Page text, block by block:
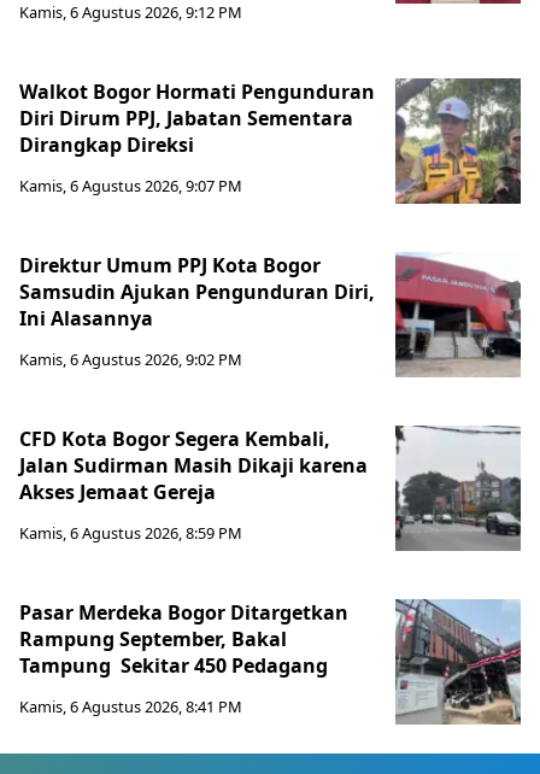
Kamis, 6 Agustus 2026, 9:12 PM
Walkot Bogor Hormati Pengunduran
Diri Dirum PPJ, Jabatan Sementara
Dirangkap Direksi
Kamis, 6 Agustus 2026, 9:07 PM
Direktur Umum PPJ Kota Bogor
Samsudin Ajukan Pengunduran Diri,
Ini Alasannya
Kamis, 6 Agustus 2026, 9:02 PM
CFD Kota Bogor Segera Kembali,
Jalan Sudirman Masih Dikaji karena
Akses Jemaat Gereja
Kamis, 6 Agustus 2026, 8:59 PM
Pasar Merdeka Bogor Ditargetkan
Rampung September, Bakal
Tampung Sekitar 450 Pedagang
Kamis, 6 Agustus 2026, 8:41 PM